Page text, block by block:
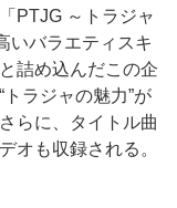
PTJG ～トラジャ
いバラエティスキ
詰め込んだこの企
ラジャの魅力”が
らに、タイトル曲
オも収録される。